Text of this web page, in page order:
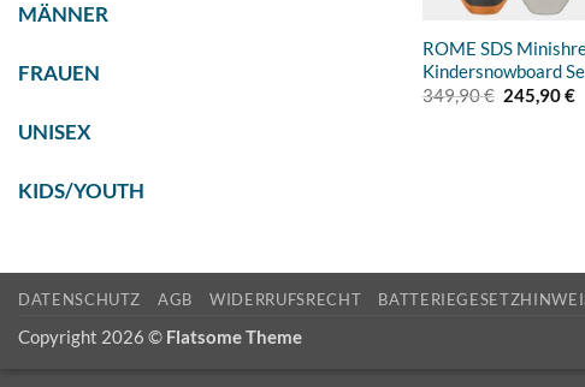
MÄNNER
FRAUEN
UNISEX
KIDS/YOUTH
ROME SDS
Kindersnowboard
349,90€ 245,90€
DATENSCHUTZ AGB WIDERRUFSRECHT
Copyright 2026 © Flatsome Theme